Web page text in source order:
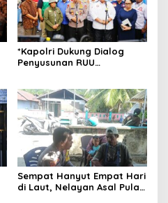
*Kapolri Dukung Dialog
Penyusunan RUU
Sempat Hanyut Empat Hari
di Laut, Nelayan Asal Pulau